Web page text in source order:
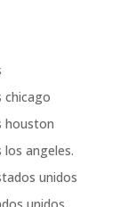
chicago
houston
los angeles.
unidos
unidos